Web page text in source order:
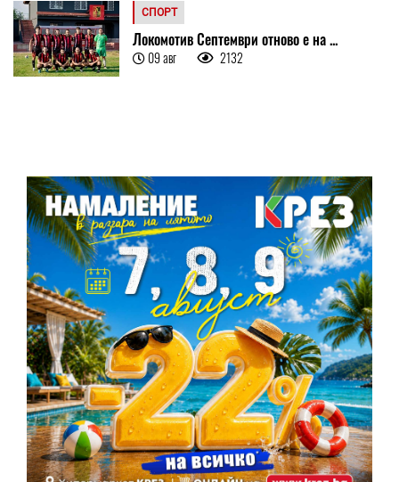
СПОРТ
Локомотив Септември отново е на ...
09 авг 2132